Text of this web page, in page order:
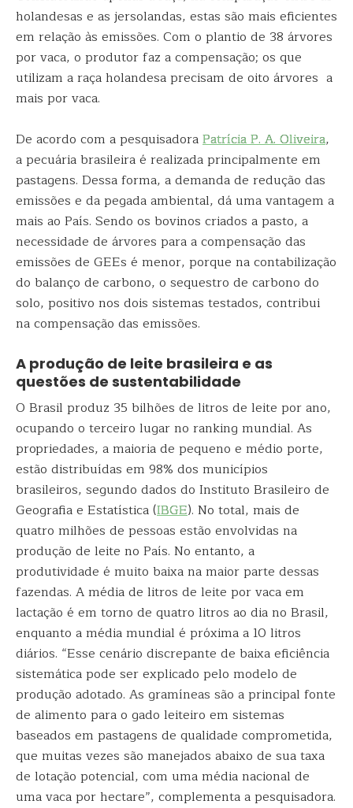
holandesas e as jersolandas, estas são mais eficientes
em relação às emissões. Com o plantio de 38 árvores
por vaca, o produtor faz a compensação; os que
utilizam a raça holandesa precisam de oito árvores a
mais por vaca.
De acordo com a pesquisadoraPatrícia P. A. Oliveira,
a pecuária brasileira é realizada principalmente em
pastagens. Dessa forma, a demanda de redução das
emissões e da pegada ambiental, dá uma vantagem a
mais ao País. Sendo os bovinos criados a pasto, a
necessidade de árvores para a compensação das
emissões de GEEs é menor, porque na contabilização
do balanço de carbono, o sequestro de carbono do
solo, positivo nos dois sistemas testados, contribui
na compensação das emissões.
A produção de leite brasileira e as
questões de sustentabilidade
O Brasil produz 35 bilhões de litros de leite por ano,
ocupando o terceiro lugar no ranking mundial. As
propriedades, a maioria de pequeno e médio porte,
estão distribuídas em 98% dos municípios
brasileiros, segundo dados do Instituto Brasileiro de
Geografia e Estatística (IBGE). No total, mais de
quatro milhões de pessoas estão envolvidas na
produção de leite no País. No entanto, a
produtividade é muito baixa na maior parte dessas
fazendas. A média de litros de leite por vaca em
lactação é em torno de quatro litros ao dia no Brasil,
enquanto a média mundial é próxima a 10 litros
diários. “Esse cenário discrepante de baixa eficiência
sistemática pode ser explicado pelo modelo de
produção adotado. As gramíneas são a principal fonte
de alimento para o gado leiteiro em sistemas
baseados em pastagens de qualidade comprometida,
que muitas vezes são manejados abaixo de sua taxa
de lotação potencial, com uma média nacional de
uma vaca por hectare”, complementa a pesquisadora.